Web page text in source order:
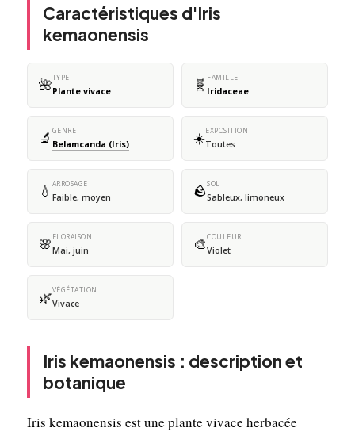
Caractéristiques d'Iris
kemaonensis
🌺TYPE
Plante vivace 🧬 FAMILLE
Iridaceae
🔬 GENRE
Belamcanda (Iris) ☀️EXPOSITION
Toutes
💧 ARROSAGE
Faible, moyen 🪨SOL
Sableux, limoneux
🌸 FLORAISON
Mai, juin 🎨COULEUR
Violet
🌿VÉGÉTATION
Vivace
Iris kemaonensis : description et
botanique
Iris kemaonensis est une plante vivace herbacée